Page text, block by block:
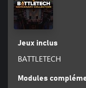
des différentes maisons
JCJ MULTIJOUEUR ET
affronter vos amis,
ou lancez-vous dans le
Jeux inclus
BATTLETECH
Modules